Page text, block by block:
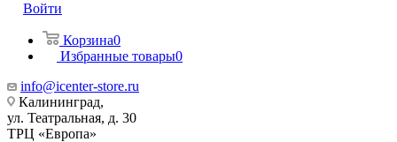
Войти
Корзина0
Избранные товары0
info@icenter-store.ru
Калининград,
ул. Театральная, д. 30
ТРЦ «Европа»